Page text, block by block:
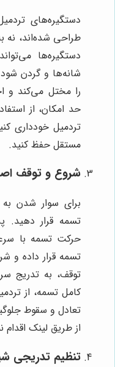
دستگیره‌های
طراحی شده‌اند، نه
دستگیره‌ها
شانه‌ها و گردن
را مختل می‌کند و
حد امکان، از
تردمیل خودداری
مستقل حفظ کنید.
شروع و توقف
برای سوار شدن به
تسمه قرار
حرکت تسمه با
تسمه قرار داده و
توقف، به تدریج
کامل تسمه، از
تعادل و سقوط
از طریق لینک اقدام
تنظیم تدریجی